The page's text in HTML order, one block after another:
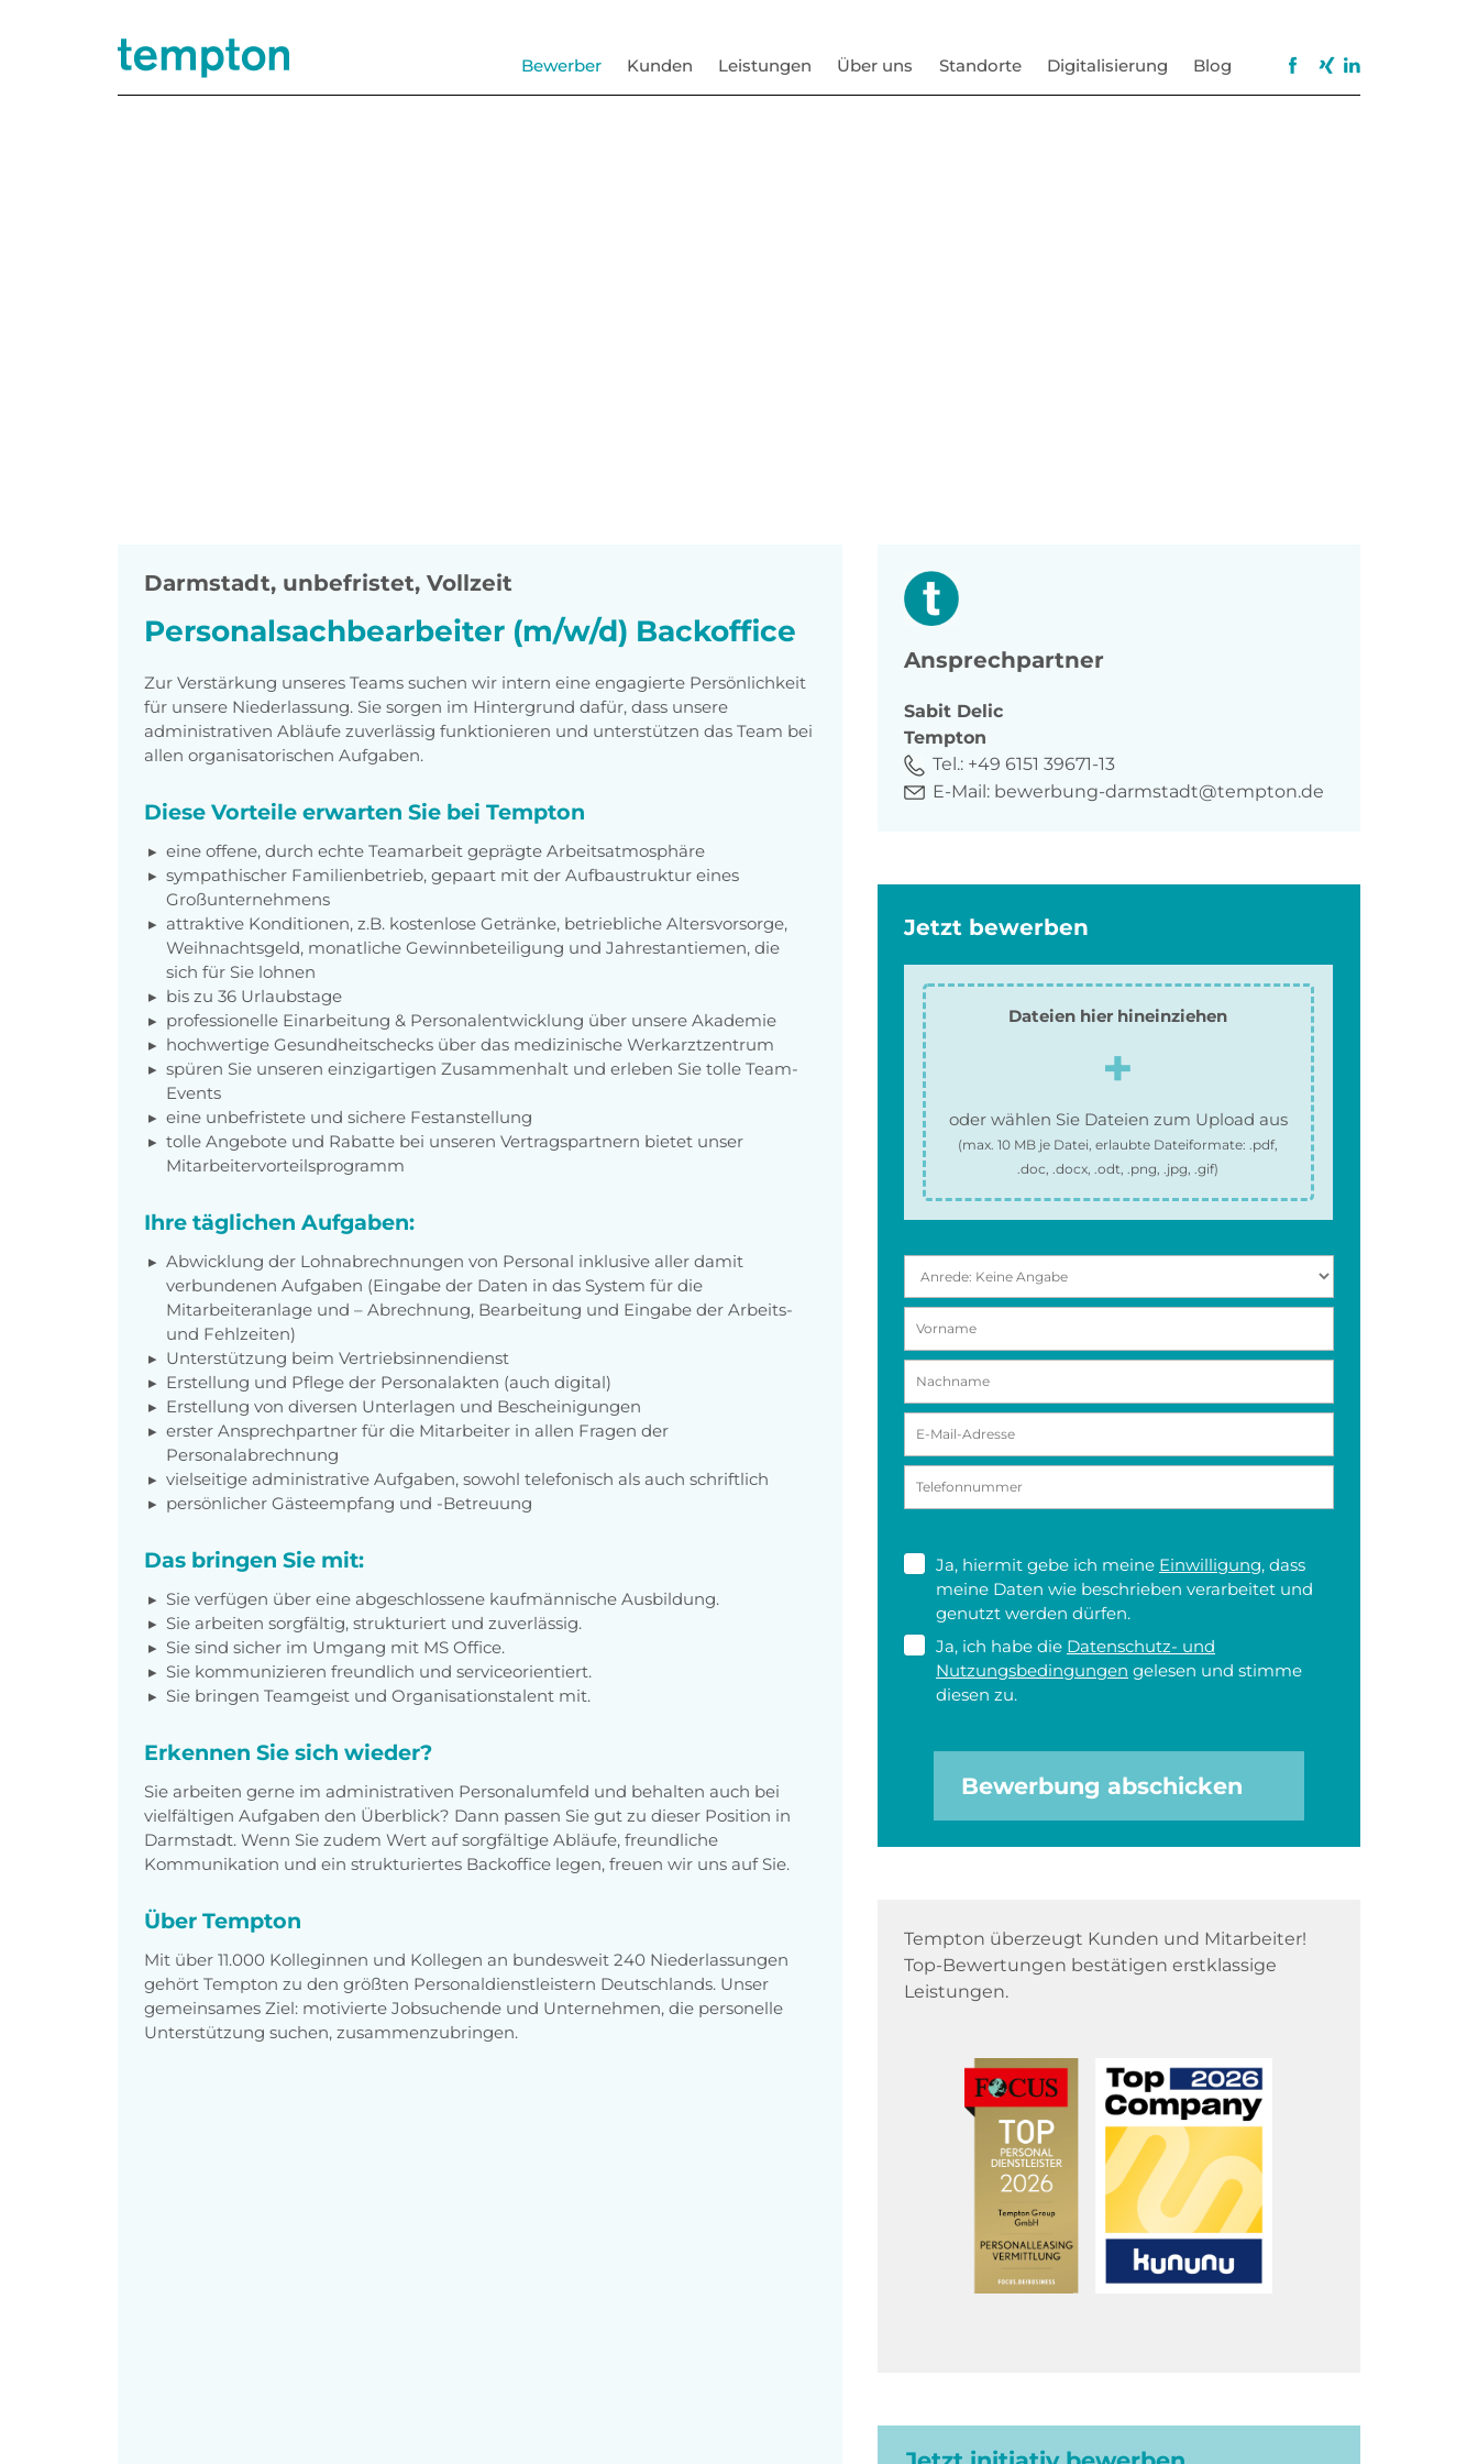
Bewerber Kunden Leistungen Über uns Standorte Digitalisierung Blog
Darmstadt, unbefristet, Vollzeit
Personalsachbearbeiter (m/w/d) Backoffice
Zur Verstärkung unseres Teams suchen wir intern eine engagierte Persönlichkeit
für unsere Niederlassung. Sie sorgen im Hintergrund dafür, dass unsere
administrativen Abläufe zuverlässig funktionieren und unterstützen das Team bei
allen organisatorischen Aufgaben.
Diese Vorteile erwarten Sie bei Tempton
eine offene, durch echte Teamarbeit geprägte Arbeitsatmosphäre
sympathischer Familienbetrieb, gepaart mit der Aufbaustruktur eines
Großunternehmens
attraktive Konditionen, z.B. kostenlose Getränke, betriebliche Altersvorsorge,
Weihnachtsgeld, monatliche Gewinnbeteiligung und Jahrestantiemen, die
sich für Sie lohnen
bis zu 36 Urlaubstage
professionelle Einarbeitung & Personalentwicklung über unsere Akademie
hochwertige Gesundheitschecks über das medizinische Werkarztzentrum
spüren Sie unseren einzigartigen Zusammenhalt und erleben Sie tolle Team-
Events
eine unbefristete und sichere Festanstellung
tolle Angebote und Rabatte bei unseren Vertragspartnern bietet unser
Mitarbeitervorteilsprogramm
Ihre täglichen Aufgaben:
Abwicklung der Lohnabrechnungen von Personal inklusive aller damit
verbundenen Aufgaben (Eingabe der Daten in das System für die
Mitarbeiteranlage und – Abrechnung, Bearbeitung und Eingabe der Arbeits-
und Fehlzeiten)
Unterstützung beim Vertriebsinnendienst
Erstellung und Pflege der Personalakten (auch digital)
Erstellung von diversen Unterlagen und Bescheinigungen
erster Ansprechpartner für die Mitarbeiter in allen Fragen der
Personalabrechnung
vielseitige administrative Aufgaben, sowohl telefonisch als auch schriftlich
persönlicher Gästeempfang und -Betreuung
Das bringen Sie mit:
Sie verfügen über eine abgeschlossene kaufmännische Ausbildung.
Sie arbeiten sorgfältig, strukturiert und zuverlässig.
Sie sind sicher im Umgang mit MS Office.
Sie kommunizieren freundlich und serviceorientiert.
Sie bringen Teamgeist und Organisationstalent mit.
Erkennen Sie sich wieder?
Sie arbeiten gerne im administrativen Personalumfeld und behalten auch bei
vielfältigen Aufgaben den Überblick? Dann passen Sie gut zu dieser Position in
Darmstadt. Wenn Sie zudem Wert auf sorgfältige Abläufe, freundliche
Kommunikation und ein strukturiertes Backoffice legen, freuen wir uns auf Sie.
Über Tempton
Mit über 11.000 Kolleginnen und Kollegen an bundesweit 240 Niederlassungen
gehört Tempton zu den größten Personaldienstleistern Deutschlands. Unser
gemeinsames Ziel: motivierte Jobsuchende und Unternehmen, die personelle
Unterstützung suchen, zusammenzubringen.
Ansprechpartner
Sabit Delic
Tempton
Tel.: +49 6151 39671-13
E-Mail: bewerbung-darmstadt@tempton.de
Jetzt bewerben
Dateien hier hineinziehen
oder wählen Sie Dateien zum Upload aus
(max.10 MB je Datei, erlaubte Dateiformate:.pdf,
.doc, .docx, .odt, .png, .jpg, .gif)
Ja, hiermit gebe ich meine Einwilligung, dass
meine Daten wie beschrieben verarbeitet und
genutzt werden dürfen.
Ja, ich habe die Datenschutz- und
Nutzungsbedingungen gelesen und stimme
diesen zu.
Bewerbung abschicken
Tempton überzeugt Kunden und Mitarbeiter!
Top-Bewertungen bestätigen erstklassige
Leistungen.